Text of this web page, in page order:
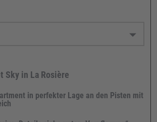
Sky in La Rosière
in perfekter Lage an den Pisten mit